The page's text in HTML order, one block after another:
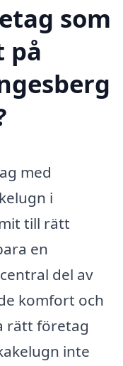
som
på
med
i
till rätt
en
del av
komfort och
rätt företag
inte